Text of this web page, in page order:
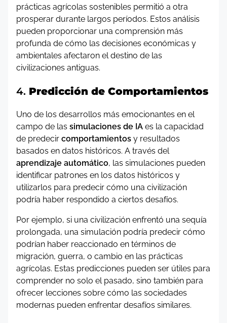
prácticas agrícolas sostenibles permitió a otra
prosperar durante largos períodos. Estos análisis
pueden proporcionar una comprensión más
profunda de cómo las decisiones económicas y
ambientales afectaron el destino de las
civilizaciones antiguas.
4. Predicción de Comportamientos
Uno de los desarrollos más emocionantes en el
campo de las simulaciones de IA es la capacidad
de predecir comportamientos y resultados
basados en datos históricos. A través del
aprendizaje automático, las simulaciones pueden
identificar patrones en los datos históricos y
utilizarlos para predecir cómo una civilización
podría haber respondido a ciertos desafíos.
Por ejemplo, si una civilización enfrentó una sequía
prolongada, una simulación podría predecir cómo
podrían haber reaccionado en términos de
migración, guerra, o cambio en las prácticas
agrícolas. Estas predicciones pueden ser útiles para
comprender no solo el pasado, sino también para
ofrecer lecciones sobre cómo las sociedades
modernas pueden enfrentar desafíos similares.